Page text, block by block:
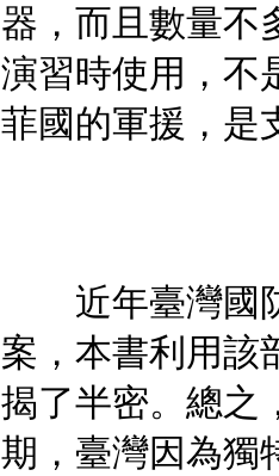
器，而且數量不
演習時使用，不
菲國的軍援，是
近年臺灣國防
案，本書利用該
揭了半密。總之
期，臺灣因為獨